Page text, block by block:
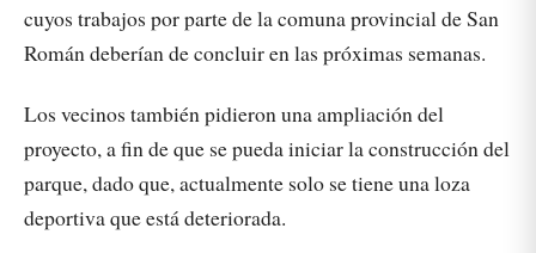
cuyos trabajos por parte de la comuna provincial de San
Román deberían de concluir en las próximas semanas.
Los vecinos también pidieron una ampliación del
proyecto, a fin de que se pueda iniciar la construcción del
parque, dado que, actualmente solo se tiene una loza
deportiva que está deteriorada.